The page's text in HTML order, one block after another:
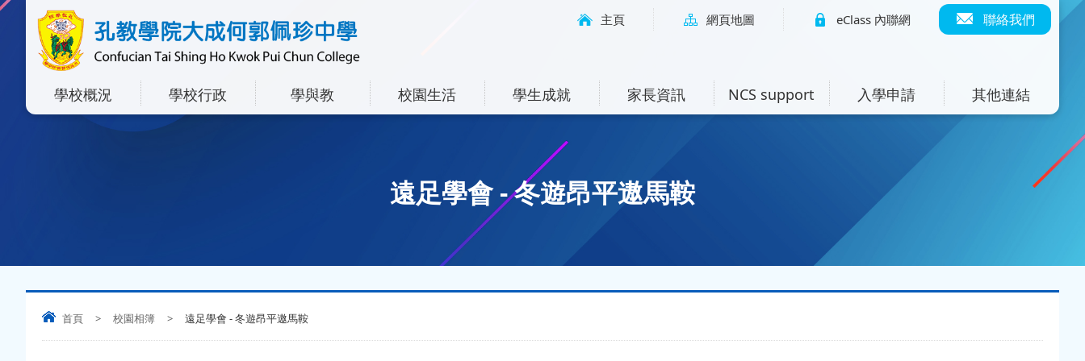
聯絡我們
主頁 網頁地圖 eClass 內聯網
學校概況 學校行政 學與教 校園生活 學生成就 家長資訊 NCS support 入學申請 其他連結
遠足學會 - 冬遊昂平遨馬鞍
首頁 > 校園相簿 > 遠足學會 - 冬遊昂平遨馬鞍